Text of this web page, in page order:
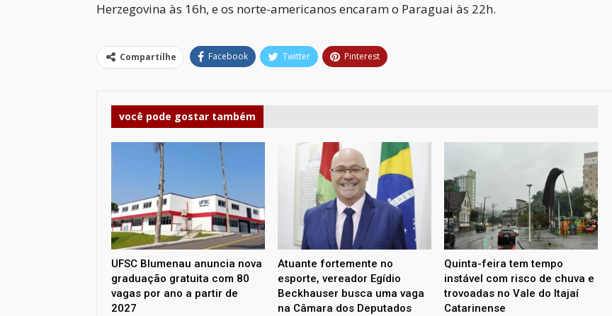
Herzegovina às 16h, e os norte-americanos encaram o Paraguai às 22h.
Compartilhe Facebook Twitter Pinterest
você pode gostar também
UFSC Blumenau anuncia nova
graduação gratuita com 80
vagas por ano a partir de
2027
Atuante fortemente no
esporte, vereador Egídio
Beckhauser busca uma vaga
na Câmara dos Deputados
Quinta-feira tem tempo
instável com risco de chuva e
trovoadas no Vale do Itajaí
Catarinense